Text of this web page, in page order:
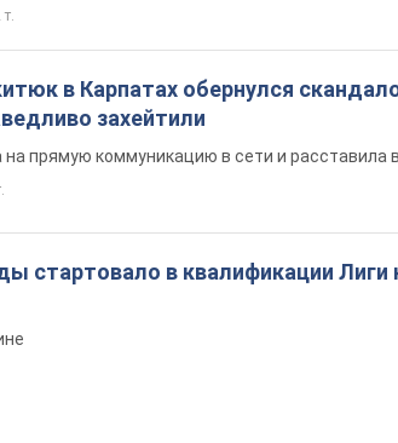
в Карпатах обернулся
захейтили
прямую коммуникацию в сети и расставила
стартовало в квалификации Лиги